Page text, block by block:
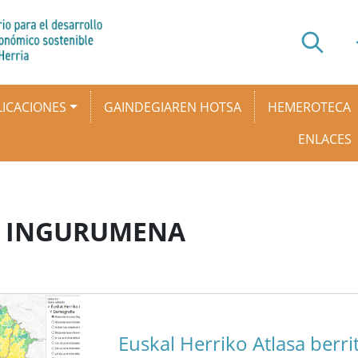
GAINDEGIAREN HOTSA
HEMEROTECA
ENLACES
INGURUMENA
Euskal Herriko Atlasa